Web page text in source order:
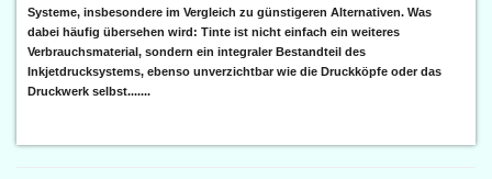
Systeme, insbesondere im Vergleich zu günstigeren Alternativen. Was
dabei häufig übersehen wird: Tinte ist nicht einfach ein weiteres
Verbrauchsmaterial, sondern ein integraler Bestandteil des
Inkjetdrucksystems, ebenso unverzichtbar wie die Druckköpfe oder das
Druckwerk selbst.......